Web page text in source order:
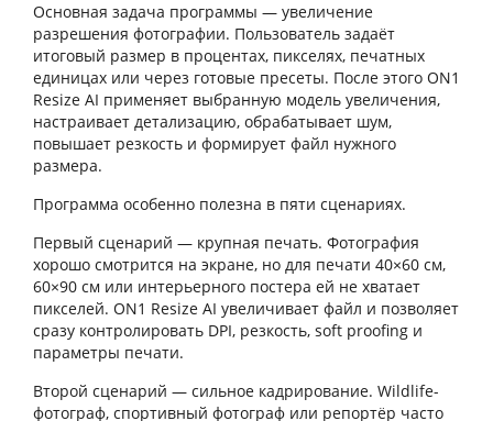
Основная задача программы — увеличение
разрешения фотографии. Пользователь задаёт
итоговый размер в процентах, пикселях, печатных
единицах или через готовые пресеты. После этого ON1
Resize AI применяет выбранную модель увеличения,
настраивает детализацию, обрабатывает шум,
повышает резкость и формирует файл нужного
размера.
Программа особенно полезна в пяти сценариях.
Первый сценарий — крупная печать. Фотография
хорошо смотрится на экране, но для печати 40×60 см,
60×90 см или интерьерного постера ей не хватает
пикселей. ON1 Resize AI увеличивает файл и позволяет
сразу контролировать DPI, резкость, soft proofing и
параметры печати.
Второй сценарий — сильное кадрирование. Wildlife-
фотограф, спортивный фотограф или репортёр часто